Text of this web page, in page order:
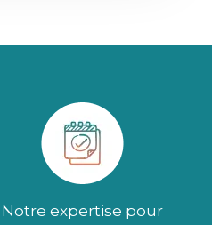
Notre expertise pour